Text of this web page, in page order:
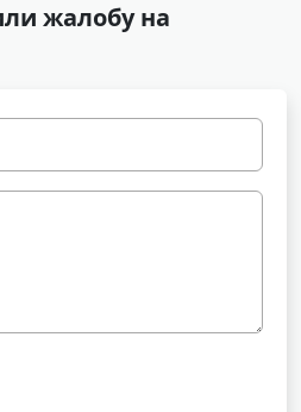
жалобу на